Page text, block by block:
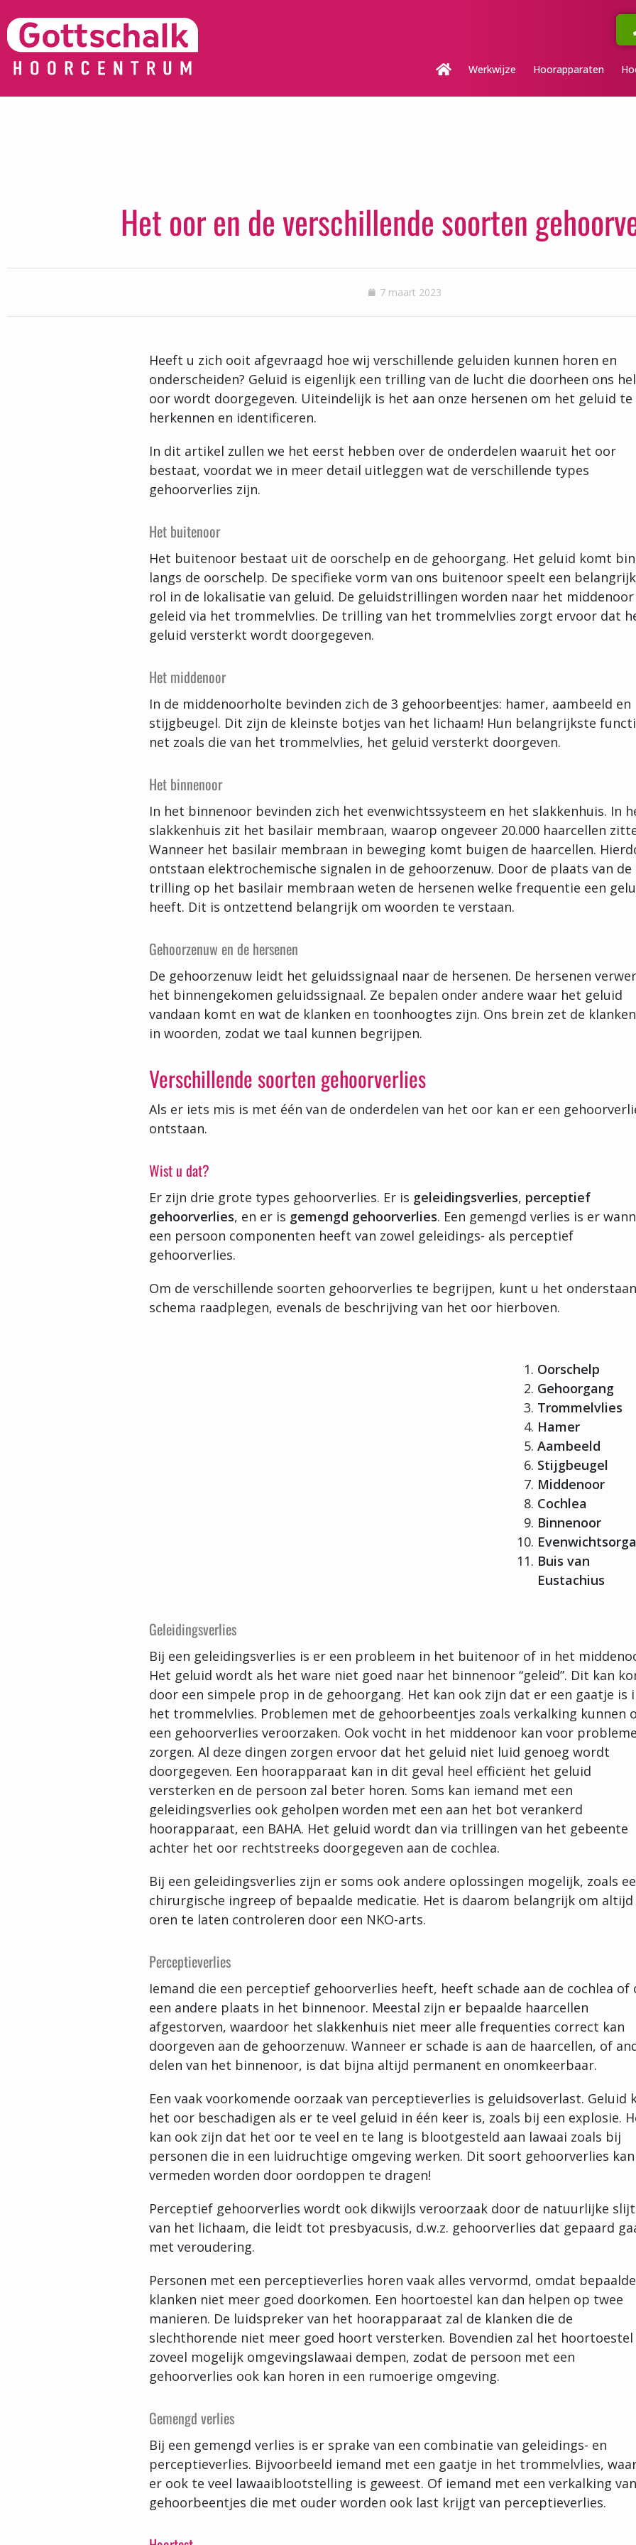
Werkwijze Hoorapparaten
Het oor en de verschillende soorten
7 maart 2023
Heeft u zich ooit afgevraagd hoe wij verschillende geluiden kunnen horen en
onderscheiden? Geluid is eigenlijk een trilling van de lucht die doorheen ons
oor wordt doorgegeven. Uiteindelijk is het aan onze hersenen om het geluid te
herkennen en identificeren.
In dit artikel zullen we het eerst hebben over de onderdelen waaruit het oor
bestaat, voordat we in meer detail uitleggen wat de verschillende types
gehoorverlies zijn.
Het buitenoor
Het buitenoor bestaat uit de oorschelp en de gehoorgang. Het geluid komt
langs de oorschelp. De specifieke vorm van ons buitenoor speelt een
rol in de lokalisatie van geluid. De geluidstrillingen worden naar het middenoor
geleid via het trommelvlies. De trilling van het trommelvlies zorgt ervoor dat
geluid versterkt wordt doorgegeven.
Het middenoor
In de middenoorholte bevinden zich de 3 gehoorbeentjes: hamer, aambeeld en
stijgbeugel. Dit zijn de kleinste botjes van het lichaam! Hun belangrijkste
net zoals die van het trommelvlies, het geluid versterkt doorgeven.
Het binnenoor
In het binnenoor bevinden zich het evenwichtssysteem en het slakkenhuis. In
slakkenhuis zit het basilair membraan, waarop ongeveer 20.000 haarcellen
Wanneer het basilair membraan in beweging komt buigen de haarcellen.
ontstaan elektrochemische signalen in de gehoorzenuw. Door de plaats van de
trilling op het basilair membraan weten de hersenen welke frequentie een
heeft. Dit is ontzettend belangrijk om woorden te verstaan.
Gehoorzenuw en de hersenen
De gehoorzenuw leidt het geluidssignaal naar de hersenen. De hersenen
het binnengekomen geluidssignaal. Ze bepalen onder andere waar het geluid
vandaan komt en wat de klanken en toonhoogtes zijn. Ons brein zet de
in woorden, zodat we taal kunnen begrijpen.
Verschillende soorten gehoorverlies
Als er iets mis is met één van de onderdelen van het oor kan er een
ontstaan.
Wist u dat?
Er zijn drie grote types gehoorverlies. Er is geleidingsverlies, perceptief
gehoorverlies, en er is gemengd gehoorverlies. Een gemengd verlies is er
een persoon componenten heeft van zowel geleidings- als perceptief
gehoorverlies.
Om de verschillende soorten gehoorverlies te begrijpen, kunt u het
schema raadplegen, evenals de beschrijving van het oor hierboven.
Oorschelp
Gehoorgang
Trommelvlies
Hamer
Aambeeld
Stijgbeugel
Middenoor
Cochlea
Binnenoor
Buis van
Eustachius
Geleidingsverlies
Bij een geleidingsverlies is er een probleem in het buitenoor of in het
Het geluid wordt als het ware niet goed naar het binnenoor “geleid”. Dit kan
door een simpele prop in de gehoorgang. Het kan ook zijn dat er een gaatje is
het trommelvlies. Problemen met de gehoorbeentjes zoals verkalking kunnen
een gehoorverlies veroorzaken. Ook vocht in het middenoor kan voor
zorgen. Al deze dingen zorgen ervoor dat het geluid niet luid genoeg wordt
doorgegeven. Een hoorapparaat kan in dit geval heel efficiënt het geluid
versterken en de persoon zal beter horen. Soms kan iemand met een
geleidingsverlies ook geholpen worden met een aan het bot verankerd
hoorapparaat, een BAHA. Het geluid wordt dan via trillingen van het gebeente
achter het oor rechtstreeks doorgegeven aan de cochlea.
Bij een geleidingsverlies zijn er soms ook andere oplossingen mogelijk, zoals
chirurgische ingreep of bepaalde medicatie. Het is daarom belangrijk om altijd
oren te laten controleren door een NKO-arts.
Perceptieverlies
Iemand die een perceptief gehoorverlies heeft, heeft schade aan de cochlea of
een andere plaats in het binnenoor. Meestal zijn er bepaalde haarcellen
afgestorven, waardoor het slakkenhuis niet meer alle frequenties correct kan
doorgeven aan de gehoorzenuw. Wanneer er schade is aan de haarcellen, of
delen van het binnenoor, is dat bijna altijd permanent en onomkeerbaar.
Een vaak voorkomende oorzaak van perceptieverlies is geluidsoverlast. Geluid
het oor beschadigen als er te veel geluid in één keer is, zoals bij een explosie.
kan ook zijn dat het oor te veel en te lang is blootgesteld aan lawaai zoals bij
personen die in een luidruchtige omgeving werken. Dit soort gehoorverlies kan
vermeden worden door oordoppen te dragen!
Perceptief gehoorverlies wordt ook dikwijls veroorzaak door de natuurlijke
van het lichaam, die leidt tot presbyacusis, d.w.z. gehoorverlies dat gepaard
met veroudering.
Personen met een perceptieverlies horen vaak alles vervormd, omdat bepaalde
klanken niet meer goed doorkomen. Een hoortoestel kan dan helpen op twee
manieren. De luidspreker van het hoorapparaat zal de klanken die de
slechthorende niet meer goed hoort versterken. Bovendien zal het hoortoestel
zoveel mogelijk omgevingslawaai dempen, zodat de persoon met een
gehoorverlies ook kan horen in een rumoerige omgeving.
Gemengd verlies
Bij een gemengd verlies is er sprake van een combinatie van geleidings- en
perceptieverlies. Bijvoorbeeld iemand met een gaatje in het trommelvlies,
er ook te veel lawaaiblootstelling is geweest. Of iemand met een verkalking
gehoorbeentjes die met ouder worden ook last krijgt van perceptieverlies.